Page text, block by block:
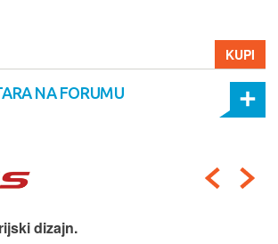
KUPI
NA FORUMU
dizajn.